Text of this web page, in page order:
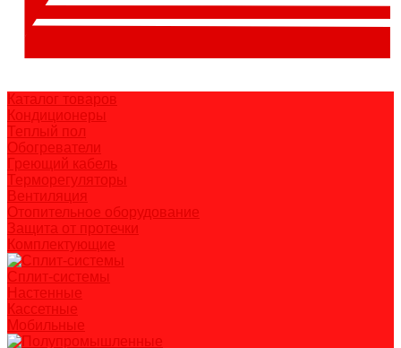
Каталог товаров
Кондиционеры
Теплый пол
Обогреватели
Греющий кабель
Терморегуляторы
Вентиляция
Отопительное оборудование
Защита от протечки
Комплектующие
Сплит-системы
Настенные
Кассетные
Мобильные